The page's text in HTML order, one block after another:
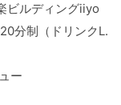
ビルディングiiyo
分制（ドリンクL.
ー